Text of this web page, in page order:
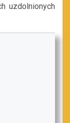
uzdolnionych